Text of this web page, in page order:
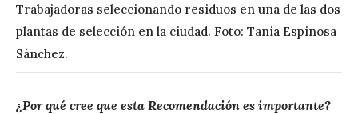
Trabajadoras seleccionando residuos en una de las dos
plantas de selección en la ciudad. Foto: Tania Espinosa
Sánchez.
¿Por qué cree que esta Recomendación es importante?